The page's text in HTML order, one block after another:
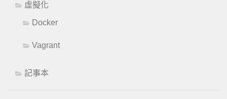
虛擬化
Docker
Vagrant
記事本